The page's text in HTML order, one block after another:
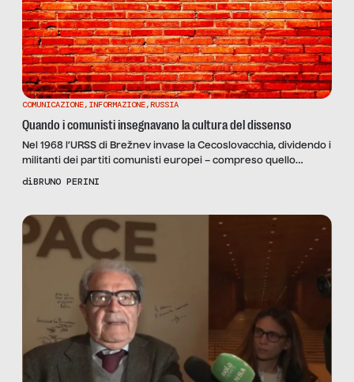
COMUNICAZIONE, INFORMAZIONE,RUSSIA
Quando i comunisti insegnavano la cultura del dissenso
Nel 1968 l’URSS di Brežnev invase la Cecoslovacchia, dividendo i
militanti dei partiti comunisti europei – compreso quello
italiano. La prima critica strutturata alle politiche sovietiche
in Russia, oggi?
diBRUNO PERINI